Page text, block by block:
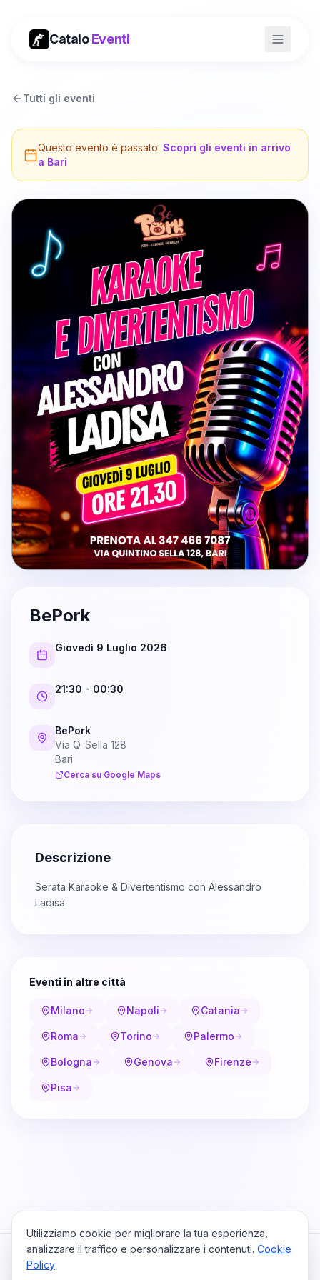
CataioEventi
Tutti gli eventi
Questo evento è passato. Scopri gli eventi in arrivo
a Bari
BePork
Giovedì 9 Luglio 2026
21:30 - 00:30
BePork
Via Q. Sella 128
Bari
Cerca su Google Maps
Descrizione
Serata Karaoke & Divertentismo con Alessandro
Ladisa
Eventi in altre città
Milano Napoli Catania
Roma Torino Palermo
Bologna Genova Firenze
Pisa
Utilizziamo cookie per migliorare la tua esperienza,
analizzare il traffico e personalizzare i contenuti. Cookie
Policy